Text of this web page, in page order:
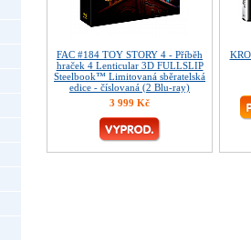
FAC #184 TOY STORY 4 - Příběh
hraček 4 Lenticular 3D FULLSLIP
Steelbook™ Limitovaná sběratelská
edice - číslovaná (2 Blu-ray)
3 999 Kč